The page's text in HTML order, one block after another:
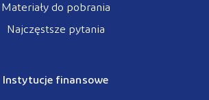
Materiały do pobrania
Najczęstsze pytania
Instytucje finansowe